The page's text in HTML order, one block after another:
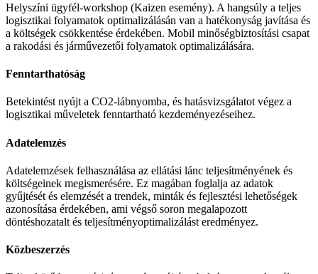
Helyszíni ügyfél-workshop (Kaizen esemény). A hangsúly a teljes
logisztikai folyamatok optimalizálásán van a hatékonyság javítása és
a költségek csökkentése érdekében. Mobil minőségbiztosítási csapat
a rakodási és járművezetői folyamatok optimalizálására.
Fenntarthatóság
Betekintést nyújt a CO2-lábnyomba, és hatásvizsgálatot végez a
logisztikai műveletek fenntartható kezdeményezéseihez.
Adatelemzés
Adatelemzések felhasználása az ellátási lánc teljesítményének és
költségeinek megismerésére. Ez magában foglalja az adatok
gyűjtését és elemzését a trendek, minták és fejlesztési lehetőségek
azonosítása érdekében, ami végső soron megalapozott
döntéshozatalt és teljesítményoptimalizálást eredményez.
Közbeszerzés